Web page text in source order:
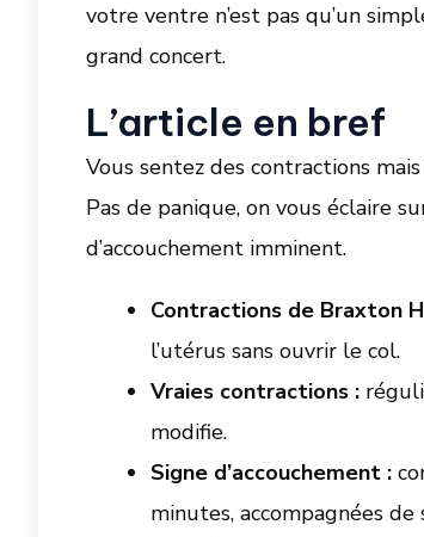
votre ventre n’est pas qu’un
grand concert.
L’article en bref
Vous sentez des contractions
Pas de panique, on vous éclaire
d’accouchement imminent.
Contractions de Braxton
l’utérus sans ouvrir le col.
Vraies contractions :
modifie.
Signe d’accouchement :
minutes, accompagnées